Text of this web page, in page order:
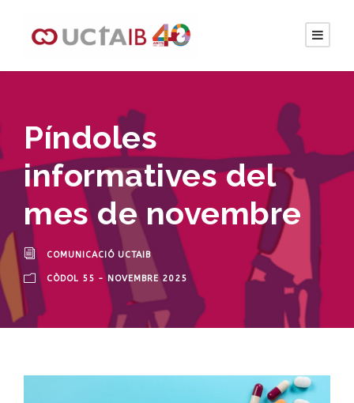
Píndoles
informatives del
mes de novembre
COMUNICACIÓ UCTAIB
CÒDOL 55 - NOVEMBRE 2025